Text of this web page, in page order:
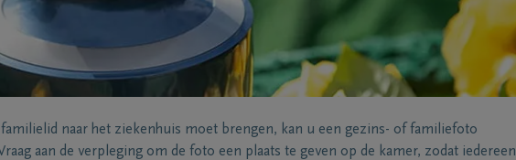
familielid naar het ziekenhuis moet brengen, kan u een gezins- of familiefoto
aan de verpleging om de foto een plaats te geven op de kamer, zodat iedereen